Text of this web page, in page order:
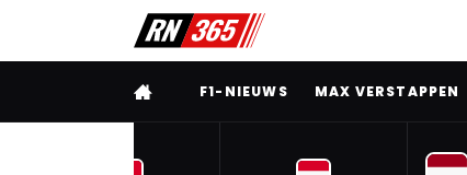
VOLLEDIG MENU
F1-NIEUWS MAX VERSTAPPEN